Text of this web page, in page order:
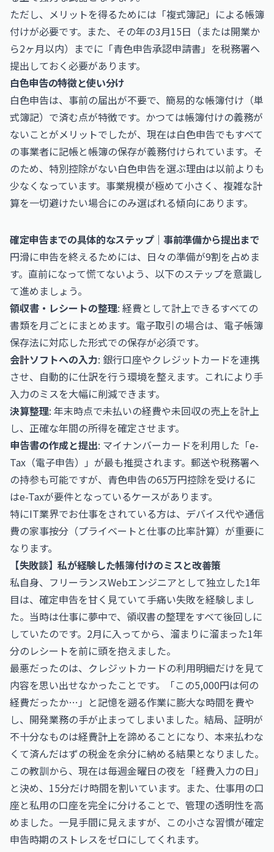
ただし、メリットを得るためには「複式簿記」による帳簿
付けが必要です。また、その年の3月15日（または開業か
ら2ヶ月以内）までに「青色申告承認申請書」を税務署へ
提出しておく必要があります。
白色申告の特徴と使い分け
白色申告は、事前の届出が不要で、簡易的な帳簿付け（単
式簿記）で済む点が特徴です。かつては帳簿付けの義務が
ないことがメリットでしたが、現在は白色申告でもすべて
の事業者に記帳と帳簿の保存が義務付けられています。そ
のため、特別控除がない白色申告を選ぶ理由は以前よりも
少なくなっています。事業規模が極めて小さく、複雑な計
算を一切避けたい場合にのみ選ばれる傾向にあります。
確定申告までの具体的なステップ｜事前準備から提出まで
円滑に申告を終えるためには、日々の準備が9割を占めま
す。直前になって慌てないよう、以下のステップを意識し
て進めましょう。
領収書・レシートの整理: 経費として計上できるすべての
書類を月ごとにまとめます。電子取引の場合は、電子帳簿
保存法に対応した形式での保存が必須です。
会計ソフトへの入力: 銀行口座やクレジットカードを連携
させ、自動的に仕訳を行う環境を整えます。これにより手
入力のミスを大幅に削減できます。
決算整理: 年末時点で未払いの経費や未回収の売上を計上
し、正確な年間の所得を確定させます。
申告書の作成と提出: マイナンバーカードを利用した「e-
Tax（電子申告）」が最も推奨されます。郵送や税務署へ
の持参も可能ですが、青色申告の65万円控除を受けるに
はe-Taxが要件となっているケースがあります。
特にIT業界でお仕事をされている方は、デバイス代や通信
費の家事按分（プライベートと仕事の比率計算）が重要に
なります。
【失敗談】私が経験した帳簿付けのミスと改善策
私自身、フリーランスWebエンジニアとして独立した1年
目は、確定申告を甘く見ていて手痛い失敗を経験しまし
た。当時は仕事に夢中で、領収書の整理をすべて後回しに
していたのです。2月に入ってから、溜まりに溜まった1年
分のレシートを前に頭を抱えました。
最悪だったのは、クレジットカードの利用明細だけを見て
内容を思い出せなかったことです。「この5,000円は何の
経費だったか…」と記憶を遡る作業に膨大な時間を費や
し、開発業務の手が止まってしまいました。結局、証明が
不十分なものは経費計上を諦めることになり、本来払わな
くて済んだはずの税金を余分に納める結果となりました。
この教訓から、現在は毎週金曜日の夜を「経費入力の日」
と決め、15分だけ時間を割いています。また、仕事用の口
座と私用の口座を完全に分けることで、管理の透明性を高
めました。一見手間に見えますが、この小さな習慣が確定
申告時期のストレスをゼロにしてくれます。